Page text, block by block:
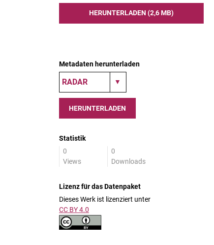
HERUNTERLADEN (2,6 MB)
Metadaten herunterladen
HERUNTERLADEN
Statistik
0
Views
0
Downloads
Lizenz für das Datenpaket
Dieses Werk ist lizenziert unter
CC BY 4.0